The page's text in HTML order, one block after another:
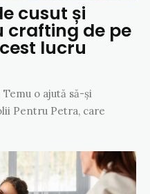
cusut și
crafting de pe
lucru
o ajută să-și
Pentru Petra, care